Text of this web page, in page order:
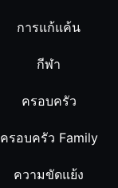
การแก้แค้น
กีฬา
ครอบครัว
ครอบครัว Family
ความขัดแย้ง